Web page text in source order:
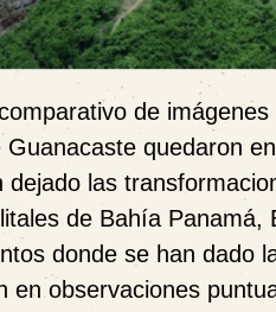
de
quedaron
dejado las
de Bahía
donde se han dado
en observaciones